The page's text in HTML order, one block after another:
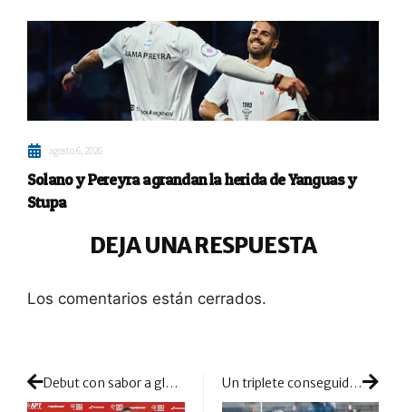
agosto 6, 2026
Solano y Pereyra agrandan la herida de Yanguas y
Stupa
DEJA UNA RESPUESTA
Los comentarios están cerrados.
Debut con sabor a gloria: Carrascosa y Martínez, campeonas del Oeiras Open Un triplete conseguido con una gran remontada: así reinaron en Viena Ari y Paula